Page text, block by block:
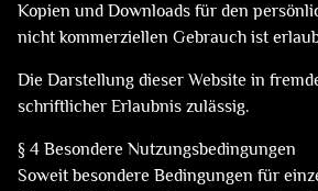
Kopien und Downloads für den
nicht kommerziellen Gebrauch ist
Die Darstellung dieser Website in
schriftlicher Erlaubnis zulässig.
§ 4 Besondere Nutzungsbedingungen
Soweit besondere Bedingungen für